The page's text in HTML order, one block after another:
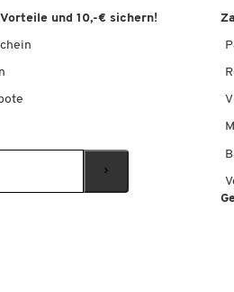
und 10,-€ sichern!